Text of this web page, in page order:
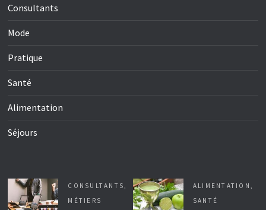
Consultants
Mode
Pratique
Santé
Alimentation
Séjours
CONSULTANTS,
MÉTIERS
ALIMENTATION ,
SANTÉ